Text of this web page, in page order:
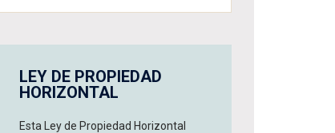
LEY DE PROPIEDAD
HORIZONTAL
Esta Ley de Propiedad Horizontal